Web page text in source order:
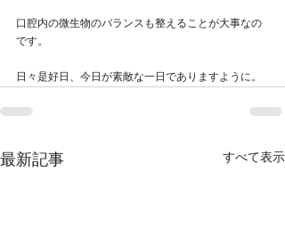
口腔内の微生物のバランスも整えることが大事なの
です。
日々是好日、今日が素敵な一日でありますように。
最新記事 すべて表示